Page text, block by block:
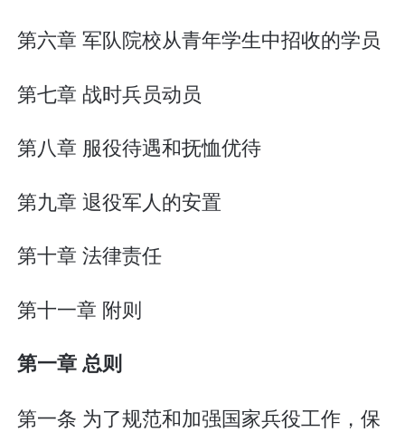
第六章 军队院校从青年学生中招收的学员
第七章 战时兵员动员
第八章 服役待遇和抚恤优待
第九章 退役军人的安置
第十章 法律责任
第十一章 附则
第一章 总则
第一条 为了规范和加强国家兵役工作，保